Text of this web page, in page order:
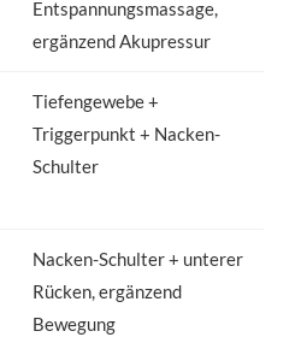
Entspannungsmassage,
ergänzend Akupressur
Tiefengewebe +
Triggerpunkt + Nacken-
Schulter
Nacken-Schulter + unterer
Rücken, ergänzend
Bewegung